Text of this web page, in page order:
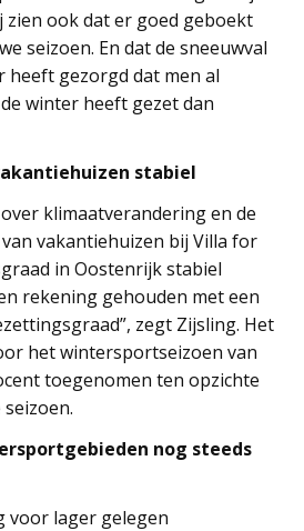
zien ook dat er goed geboekt
seizoen. En dat de sneeuwval
heeft gezorgd dat men al
winter heeft gezet dan
stabiel
klimaatverandering en de
vakantiehuizen bij Villa for
in Oostenrijk stabiel
rekening gehouden met een
zegt Zijsling. Het
het wintersportseizoen van
toegenomen ten opzichte
nog steeds
voor lager gelegen